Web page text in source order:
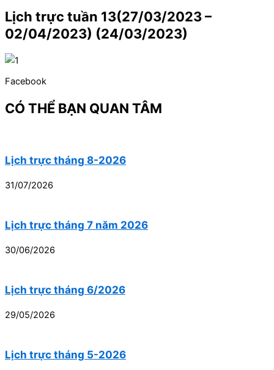
Lịch trực tuần 13(27/03/2023 –
02/04/2023) (24/03/2023)
Facebook
CÓ THỂ BẠN QUAN TÂM
Lịch trực tháng 8-2026
31/07/2026
Lịch trực tháng 7 năm 2026
30/06/2026
Lịch trực tháng 6/2026
29/05/2026
Lịch trực tháng 5-2026